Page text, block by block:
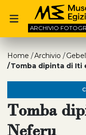
ARCHIVIO
Home Archivio
Tomba dipinta di Iti
Tomba